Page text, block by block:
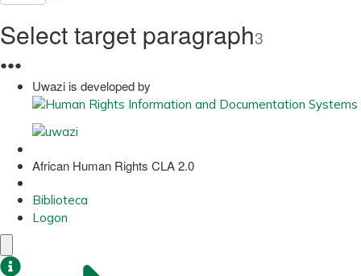
Select target paragraph3
●●●
Uwazi is developed by
African Human Rights CLA 2.0
Biblioteca
Logon